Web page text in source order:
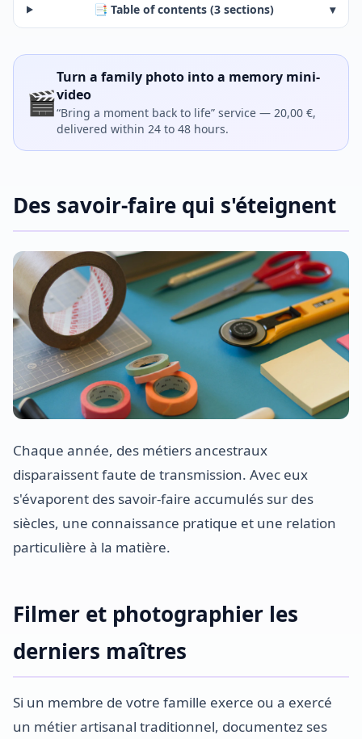
📑 Table of contents (3 sections) ▾
🎬
Turn a family photo into a memory mini-
video
“Bring a moment back to life” service — 20,00 €,
delivered within 24 to 48 hours.
Des savoir-faire qui s'éteignent
Chaque année, des métiers ancestraux
disparaissent faute de transmission. Avec eux
s'évaporent des savoir-faire accumulés sur des
siècles, une connaissance pratique et une relation
particulière à la matière.
Filmer et photographier les
derniers maîtres
Si un membre de votre famille exerce ou a exercé
un métier artisanal traditionnel, documentez ses